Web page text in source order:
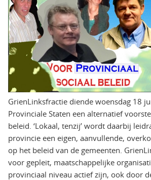
GrienLinksfractie diende woensdag 18
Provinciale Staten een alternatief
beleid. ‘Lokaal, tenzij’ wordt daarbij
provincie een eigen, aanvullende,
op het beleid van de gemeenten.
voor gepleit, maatschappelijke
provinciaal niveau actief zijn, ook door